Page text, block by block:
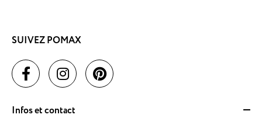
SUIVEZ POMAX
Infos et contact